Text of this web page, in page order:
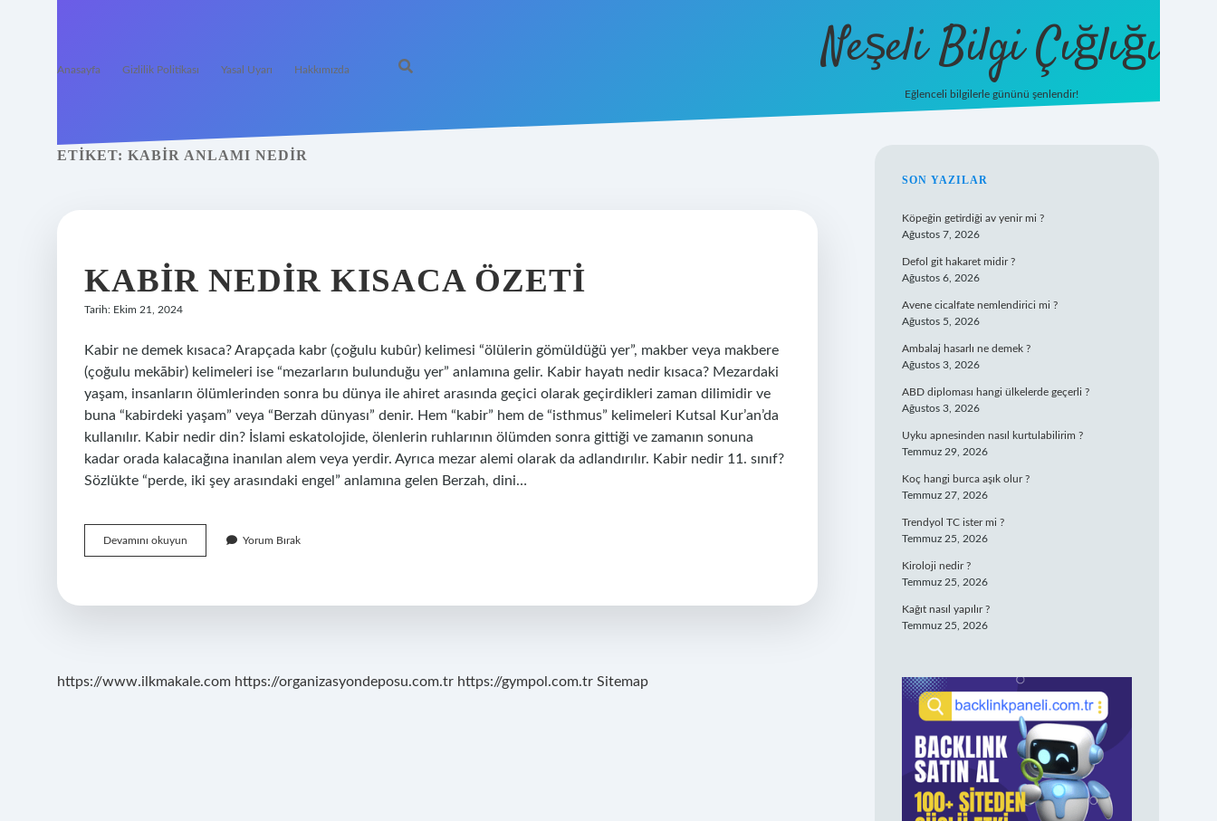
Anasayfa Gizlilik Politikası Yasal Uyarı Hakkımızda Neşeli Bilgi Çığlığı
Eğlenceli bilgilerle gününü şenlendir!
ETIKET: KABIR ANLAMI NEDIR
KABIR NEDIR KISACA ÖZETI
Tarih: Ekim 21, 2024
Kabir ne demek kısaca? Arapçada kabr (çoğulu kubûr) kelimesi “ölülerin gömüldüğü yer”, makber veya makbere
(çoğulu mekābir) kelimeleri ise “mezarların bulunduğu yer” anlamına gelir. Kabir hayatı nedir kısaca? Mezardaki
yaşam, insanların ölümlerinden sonra bu dünya ile ahiret arasında geçici olarak geçirdikleri zaman dilimidir ve
buna “kabirdeki yaşam” veya “Berzah dünyası” denir. Hem “kabir” hem de “isthmus” kelimeleri Kutsal Kur’an’da
kullanılır. Kabir nedir din? İslami eskatolojide, ölenlerin ruhlarının ölümden sonra gittiği ve zamanın sonuna
kadar orada kalacağına inanılan alem veya yerdir. Ayrıca mezar alemi olarak da adlandırılır. Kabir nedir 11. sınıf?
Sözlükte “perde, iki şey arasındaki engel” anlamına gelen Berzah, dini…
Devamını okuyun
Nedir
Yorum Bırak
https://www.ilkmakale.com https://organizasyondeposu.com.tr https://gympol.com.tr Sitemap
SIDEBAR
SON YAZILAR
Köpeğin getirdiği av yenir mi ?
Ağustos 7, 2026
Defol git hakaret midir ?
Ağustos 6, 2026
Avene cicalfate nemlendirici mi ?
Ağustos 5, 2026
Ambalaj hasarlı ne demek ?
Ağustos 3, 2026
ABD diploması hangi ülkelerde geçerli ?
Ağustos 3, 2026
Uyku apnesinden nasıl kurtulabilirim ?
Temmuz 29, 2026
Koç hangi burca aşık olur ?
Temmuz 27, 2026
Trendyol TC ister mi ?
Temmuz 25, 2026
Kiroloji nedir ?
Temmuz 25, 2026
Kağıt nasıl yapılır ?
Temmuz 25, 2026